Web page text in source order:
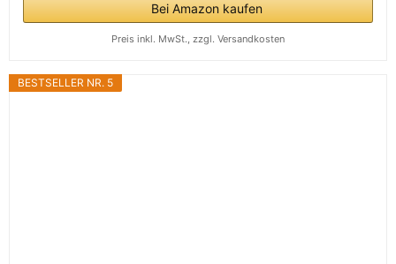
Bei Amazon kaufen
Preis inkl. MwSt., zzgl. Versandkosten
BESTSELLER NR. 5